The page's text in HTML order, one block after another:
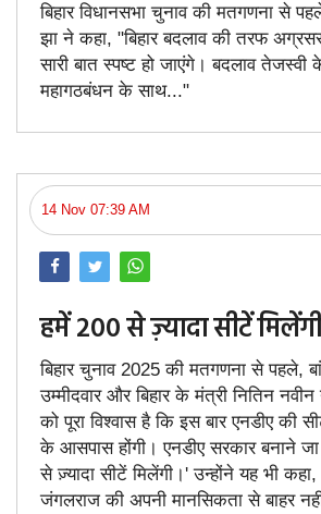
बिहार विधानसभा चुनाव की मतगणना से
झा ने कहा, "बिहार बदलाव की तरफ
सारी बात स्पष्ट हो जाएंगे। बदलाव
महागठबंधन के साथ..."
14 Nov 07:39 AM
हमें 200 से ज़्यादा सीटें
बिहार चुनाव 2025 की मतगणना से पहले,
उम्मीदवार और बिहार के मंत्री नितिन
को पूरा विश्वास है कि इस बार एनडीए की
के आसपास होंगी। एनडीए सरकार बनाने
से ज़्यादा सीटें मिलेंगी।' उन्होंने यह भी
जंगलराज की अपनी मानसिकता से बाहर